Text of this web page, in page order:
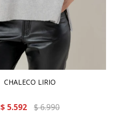
CHALECO LIRIO
$ 5.592 $6.990